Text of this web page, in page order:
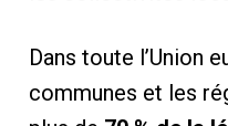
Dans toute l’Union
communes et les